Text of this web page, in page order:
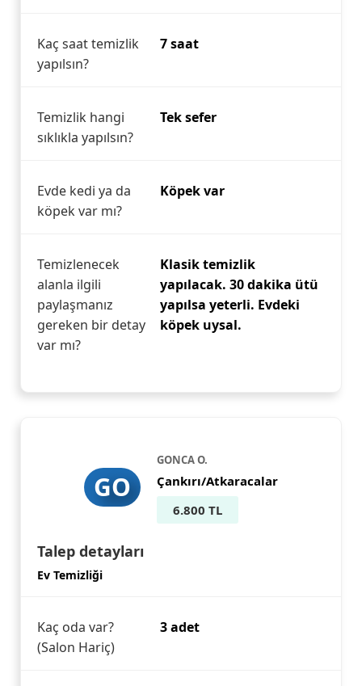
Kaç saat temizlik
yapılsın?
7 saat
Temizlik hangi
sıklıkla yapılsın?
Tek sefer
Evde kedi ya da
köpek var mı?
Köpek var
Temizlenecek
alanla ilgili
paylaşmanız
gereken bir detay
var mı?
Klasik temizlik
yapılacak. 30 dakika ütü
yapılsa yeterli. Evdeki
köpek uysal.
GO
GONCA O.
Çankırı/Atkaracalar
6.800 TL
Talep detayları
Ev Temizliği
Kaç oda var?
(Salon Hariç)
3 adet